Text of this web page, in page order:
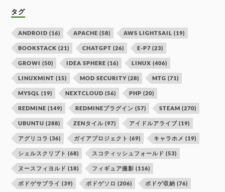
タグ
ANDROID (16) APACHE (58) AWS LIGHTSAIL (19)
BOOKSTACK (21) CHATGPT (26) E-P7 (23)
GROWI (50) IDEA SPHERE (16) LINUX (406)
LINUXMINT (15) MOD SECURITY (28) MTG (71)
MYSQL (19) NEXTCLOUD (56) PHP (20)
REDMINE (149) REDMINEプラグイン (57) STEAM (270)
UBUNTU (288) ZENタイル (97) アイドルアライブ (19)
アグリコラ (36) ガイアプロジェクト (69) キャラホメ (19)
シェルスクリプト (68) スコティッシュフォールド (53)
ヌースフィヨルド (18) フィギュア撮影 (116)
ボドゲサプライ (39) ボドゲソロ (206) ボドゲ収納 (76)